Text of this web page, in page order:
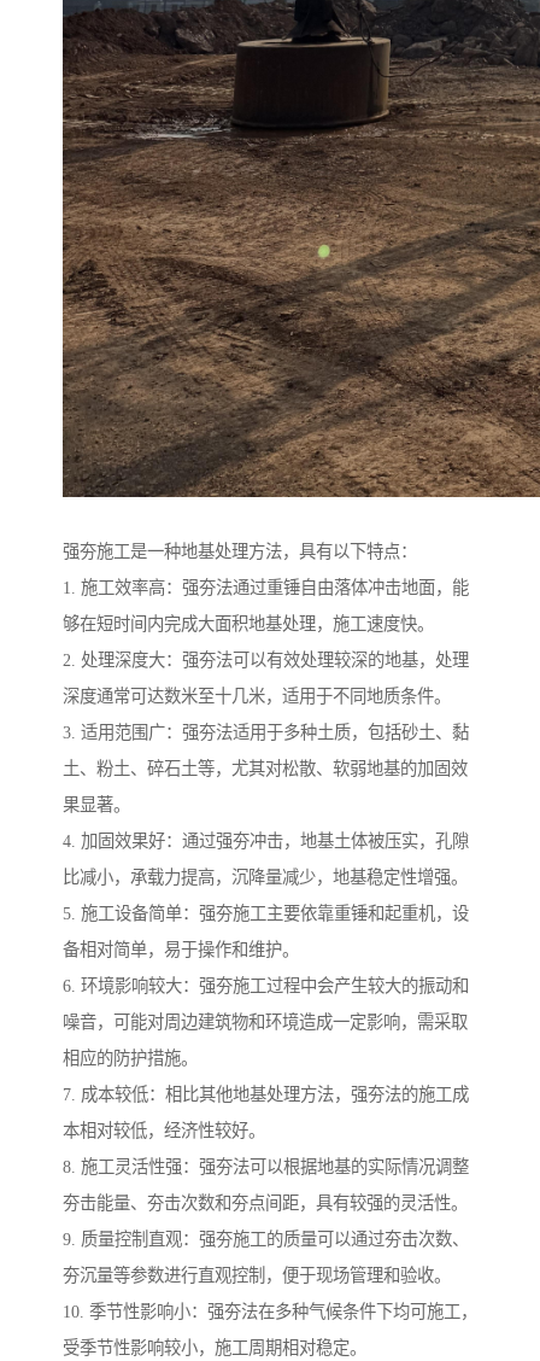
强夯施工是一种地基处理方法，具有以下特点：
1. 施工效率高：强夯法通过重锤自由落体冲击地面，能
够在短时间内完成大面积地基处理，施工速度快。
2. 处理深度大：强夯法可以有效处理较深的地基，处理
深度通常可达数米至十几米，适用于不同地质条件。
3. 适用范围广：强夯法适用于多种土质，包括砂土、黏
土、粉土、碎石土等，尤其对松散、软弱地基的加固效
果显著。
4. 加固效果好：通过强夯冲击，地基土体被压实，孔隙
比减小，承载力提高，沉降量减少，地基稳定性增强。
5. 施工设备简单：强夯施工主要依靠重锤和起重机，设
备相对简单，易于操作和维护。
6. 环境影响较大：强夯施工过程中会产生较大的振动和
噪音，可能对周边建筑物和环境造成一定影响，需采取
相应的防护措施。
7. 成本较低：相比其他地基处理方法，强夯法的施工成
本相对较低，经济性较好。
8. 施工灵活性强：强夯法可以根据地基的实际情况调整
夯击能量、夯击次数和夯点间距，具有较强的灵活性。
9. 质量控制直观：强夯施工的质量可以通过夯击次数、
夯沉量等参数进行直观控制，便于现场管理和验收。
10. 季节性影响小：强夯法在多种气候条件下均可施工，
受季节性影响较小，施工周期相对稳定。